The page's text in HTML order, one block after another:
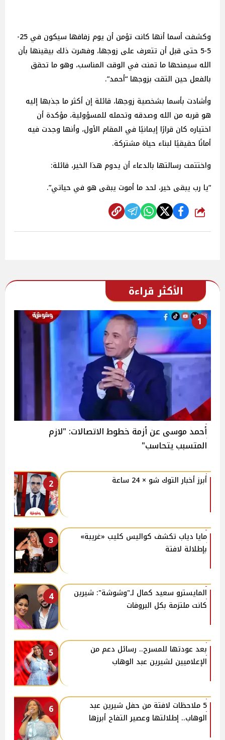
وكشفت أسما أنها كانت تؤمن أن يوم زفافها سيكون في 25-
5-5 حتى قبل أن تتعرف على زوجها، وفسّرت ذلك بيقينها بأن
الله سيمنحها ما تمنت في الوقت المناسب، وهو ما تحقق
بالفعل حين التقت بزوجها “أحمد”.
وأشادت بأسما بشخصية زوجها، قائلة إن أكثر ما جذبها إليه
هو قربه من الله وصدقه وتحمله للمسؤولية، مؤكدة أن
اختياره كان قرارًا إيمانيًا في المقام الأول، وأنها وجدت فيه
أمانًا حقيقيًا لبناء حياة مشتركة.
واختتمت رسالتها بالدعاء أن يدوم هذا الخير، قائلة:
“يا رب يبقى خير، لحد ما أموت يبقى هو في حياتي”.
شارك
الأكثر قراءة
1
أحمد موسى عن أزمة خطوط الاتصالات: "لازم
المتسبب يتحاسب"
2 أبرز أخبار التوك شو × 24 ساعة
3
مايا دياب تكشف كواليس كليب «غريبة»
بإطلالة لافتة
4
المايسترو سعيد كمال لـ"وشوشة": شيرين
كانت ملتزمة بكل البروفات
5
بعد عودتها للمسرح.. رسائل دعم من
الإعلاميين لشيرين عبد الوهاب
6
5 ملاحظات لافتة من حفل شيرين عبد
الوهاب.. إطلالتها وعصير التفاح أبرزها